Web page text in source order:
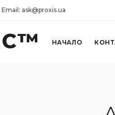
Email: ask@proxis.ua
НАЧАЛО